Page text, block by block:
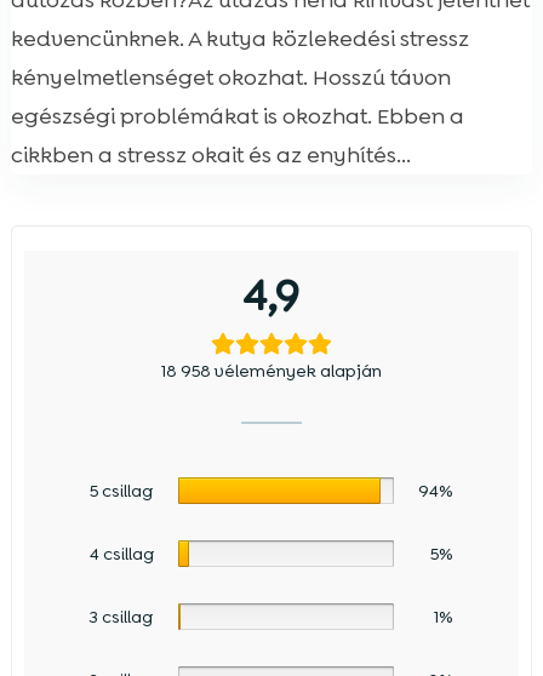
kedvencünknek. A kutya közlekedési stressz
kényelmetlenséget okozhat. Hosszú távon
egészségi problémákat is okozhat. Ebben a
cikkben a stressz okait és az enyhítés...
4,9
18 958 vélemények alapján
5 csillag 94%
4 csillag 5%
3 csillag 1%